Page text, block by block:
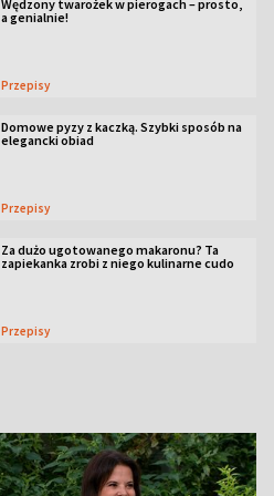
Wędzony twarożek w pierogach – prosto,
a genialnie!
Przepisy
Domowe pyzy z kaczką. Szybki sposób na
elegancki obiad
Przepisy
Za dużo ugotowanego makaronu? Ta
zapiekanka zrobi z niego kulinarne cudo
Przepisy